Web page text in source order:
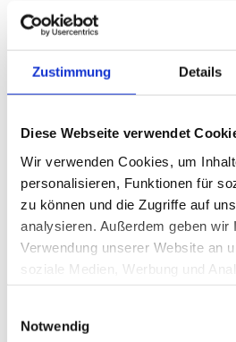
Zustimmung Details
Diese Webseite verwendet
Wir verwenden Cookies, um
personalisieren, Funktionen für
zu können und die Zugriffe auf
analysieren. Außerdem geben wir
Verwendung unserer Website an
soziale Medien, Werbung und
Partner führen diese
weiteren Daten zusammen, die
haben oder die sie im Rahmen
Notwendig
Architektonisch besonders
kunstvoll gestalteten
Öffnungszeiten: Siehe Website
Kloster Zarrentin
Kirchplatz 8
19246 Zarrentin
kultur@zarrentin.de